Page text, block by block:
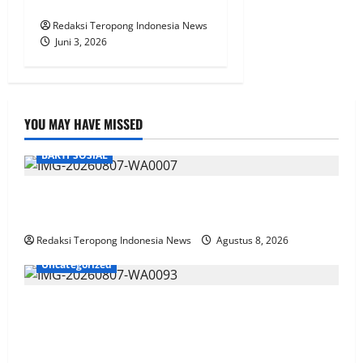
Redaksi Teropong Indonesia News
Juni 3, 2026
YOU MAY HAVE MISSED
BAKTI SOSIAL
Redaksi Teropong Indonesia News
Agustus 8, 2026
Uncategorized